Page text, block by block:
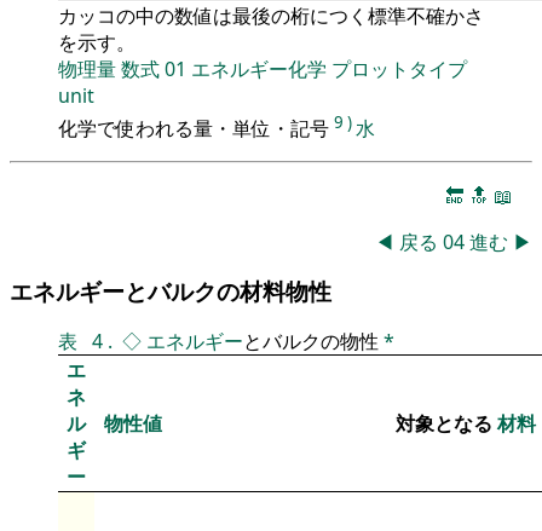
カッコの中の数値は最後の桁につく標準不確かさ
を示す。
物理量数式01 エネルギー化学 プロットタイプ
unit
化学で使われる量・単位・記号 9 )水
🔚 🔝 📖
◀ 戻る 04進む ▶
エネルギーとバルクの材料物性
表 4 . ◇ エネルギーとバルクの物性 *
エ
ネ
ル
ギ
ー
物性値 対象となる材料